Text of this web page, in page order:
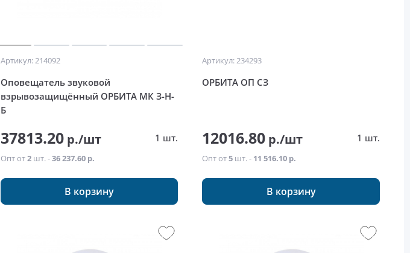
Артикул: 214092
Оповещатель звуковой
взрывозащищённый ОРБИТА МК З-Н-
Б
37813.20р./шт 1 шт.
Опт от2шт. -36 237.60 р.
В корзину
Артикул: 234293
ОРБИТА ОП СЗ
12016.80 р./шт 1 шт.
Опт от5 шт. - 11 516.10 р.
В корзину